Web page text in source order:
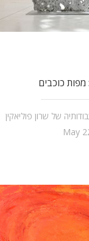
מפות כוכבים
של שרון פוליאקין
May